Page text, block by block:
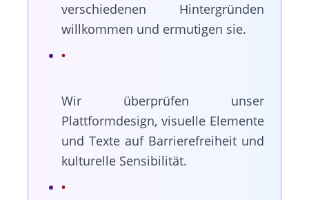
verschiedenen Hintergründen
willkommen und ermutigen sie.
Wir überprüfen unser
Plattformdesign, visuelle Elemente
und Texte auf Barrierefreiheit und
kulturelle Sensibilität.